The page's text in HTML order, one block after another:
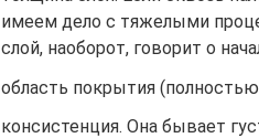
имеем дело с тяжелыми
слой, наоборот, говорит о
область покрытия (полностью
консистенция. Она бывает